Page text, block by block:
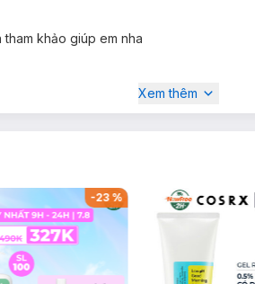
khảo giúp em nha
Xem thêm
-23%